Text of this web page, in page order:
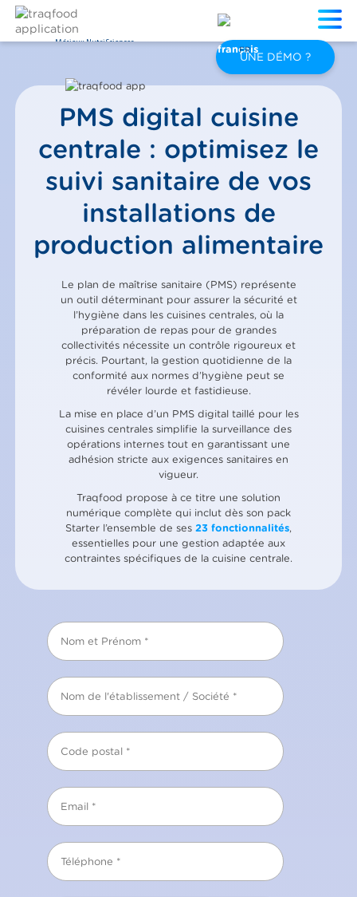
Mérieux NutriSciences
FR
UNE DÉMO ?
PMS digital cuisine
centrale : optimisez le
suivi sanitaire de vos
installations de
production alimentaire
Le plan de maîtrise sanitaire (PMS) représente
un outil déterminant pour assurer la sécurité et
l’hygiène dans les cuisines centrales, où la
préparation de repas pour de grandes
collectivités nécessite un contrôle rigoureux et
précis. Pourtant, la gestion quotidienne de la
conformité aux normes d’hygiène peut se
révéler lourde et fastidieuse.
La mise en place d’un PMS digital taillé pour les
cuisines centrales simplifie la surveillance des
opérations internes tout en garantissant une
adhésion stricte aux exigences sanitaires en
vigueur.
Traqfood propose à ce titre une solution
numérique complète qui inclut dès son pack
Starter l’ensemble de ses 23 fonctionnalités,
essentielles pour une gestion adaptée aux
contraintes spécifiques de la cuisine centrale.